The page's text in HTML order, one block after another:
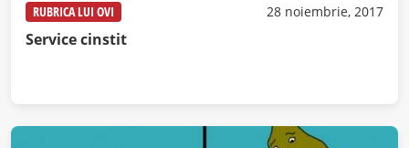
RUBRICA LUI OVI 28 noiembrie, 2017
Service cinstit